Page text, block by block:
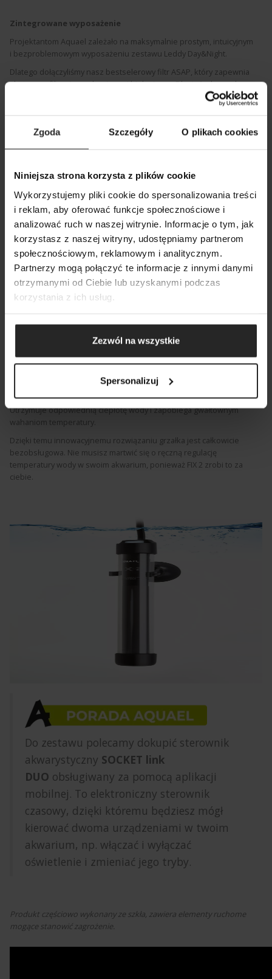
Zgoda Szczegóły O plikach cookies
Niniejsza strona korzysta z plików cookie
Wykorzystujemy pliki cookie do spersonalizowania treści
i reklam, aby oferować funkcje społecznościowe i
analizować ruch w naszej witrynie. Informacje o tym, jak
korzystasz z naszej witryny, udostępniamy partnerom
społecznościowym, reklamowym i analitycznym.
Partnerzy mogą połączyć te informacje z innymi danymi
otrzymanymi od Ciebie lub uzyskanymi podczas
korzystania z ich usług.
Zezwól na wszystkie
Spersonalizuj
Zintegrowane wyposażenie
Projektantom Aquael zależało na maksymalnie prostym, intuicyjnym
i bezproblemowym wyposażeniu zestawu Leddy Day&Night.
Dlatego dołączyliśmy nasz bestselerowy filtr ASAP, który zapewnia
skuteczną filtrację mechaniczną i biologiczną. Dba też, aby woda
w twoim akwarium była odpowiednio napowietrzona. Filtr ASAP ma
demontowania całego urządzenia.
Bezobsługowa grzałka
Elektroniczna, szklana grzałka akwariowa z wbudowanym
mikroprocesorem automatycznie dostosowuje moc ocieplania.
Utrzymuje odpowiednią ciepłotę wody i zapobiega gwałtownym
wahaniom temperatury.
Dzięki temu innowacyjnemu rozwiązaniu grzałka jest całkowicie
bezobsługowa. Nie musisz martwić się o ręczną regulację
temperatury wody w swoim akwarium, ponieważ FIX 2 zrobi to za
ciebie.
Do zestawu polecamy dokupić sterownik
akwarystyczny SOCKET link
DUO obsługiwany za pomocą aplikacji
mobilnej. To elektroniczny sterownik
czasowy, dzięki któremu będziesz mógł
kierować dwoma urządzeniami w twoim
akwarium, np. włączać i wyłączać
oświetlenie i zmieniać jego tryby.
Produkt częściowo wykonany ze szkła, zawiera elementy ruchome
mogące stanowić zagrożenie.
POKAŻ LISTĘ
DODAJ NASTĘPNY
POKAŻ PORÓWNANIE
DODAJ NASTĘPNY
DODAJ NASTĘPNY
SZUKAJ